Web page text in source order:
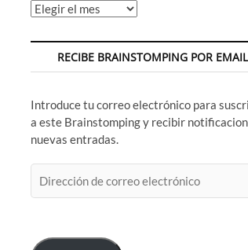
Archivos
RECIBE BRAINSTOMPING POR EMAIL
Introduce tu correo electrónico para
a este Brainstomping y recibir
nuevas entradas.
de